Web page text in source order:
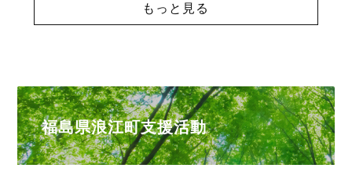
もっと見る
福島県浪江町支援活動